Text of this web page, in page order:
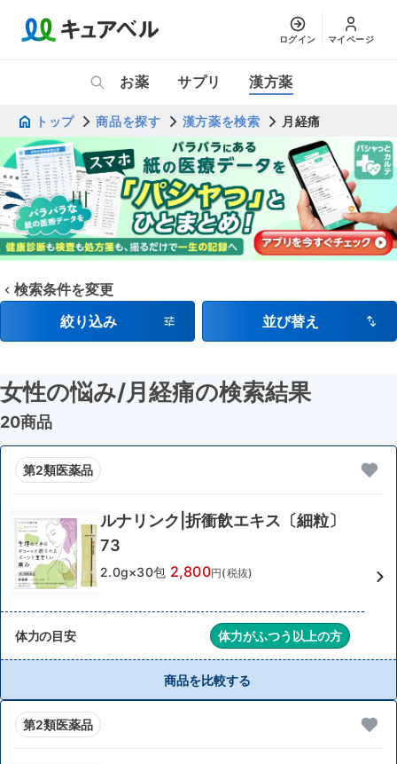
ログイン マイページ
お薬 サプリ 漢方薬
トップ 商品を探す 漢方薬を検索 月経痛
検索条件を変更
絞り込み
並び替え
女性の悩み/月経痛の検索結果
20商品
第2類医薬品
ルナリンク|折衝飲エキス〔細粒〕
73
2.0g×30包 2,800円(税抜)
体力の目安 体力がふつう以上の方
商品を比較する
第2類医薬品